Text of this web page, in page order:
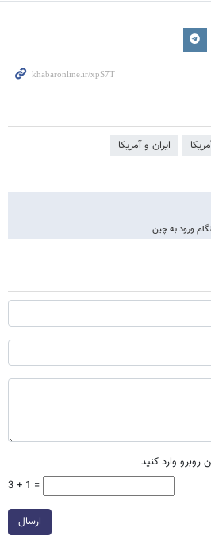
ایران و آمریکا
ورود به چین
وارد کنید
3 + 1 =
ارسال